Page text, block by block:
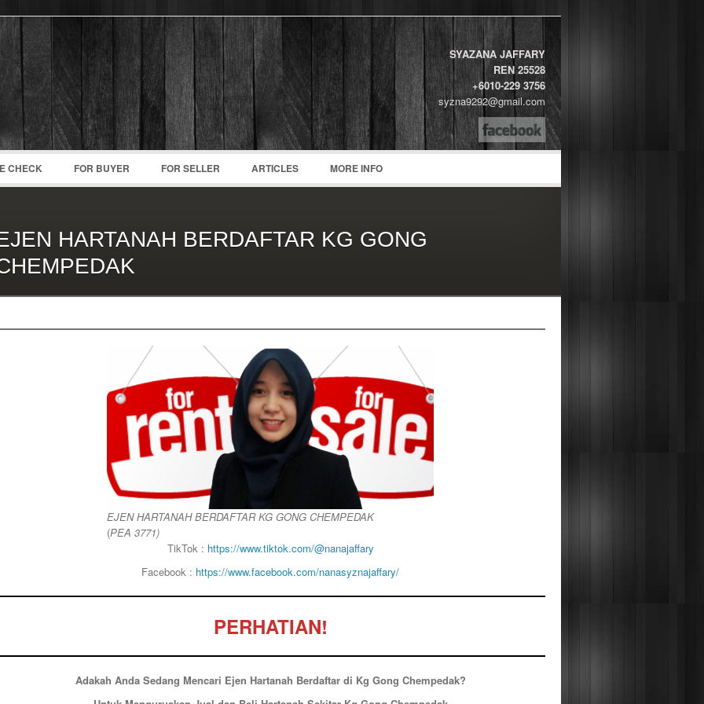
Password : Remember Me
Register |Recover Password
SYAZANA JAFFARY
REN 25528
+6010-229 3756
syzna9292@gmail.com
CHECK FOR BUYER FOR SELLER ARTICLES MORE INFO
HARTANAH BERDAFTAR KG GONG
EJEN HARTANAH BERDAFTAR KG GONG CHEMPEDAK
(PEA 3771)
TikTok : https://www.tiktok.com/@nanajaffary
Facebook : https://www.facebook.com/nanasyznajaffary/
PERHATIAN!
Adakah Anda Sedang Mencari Ejen Hartanah Berdaftar di Kg Gong Chempedak?